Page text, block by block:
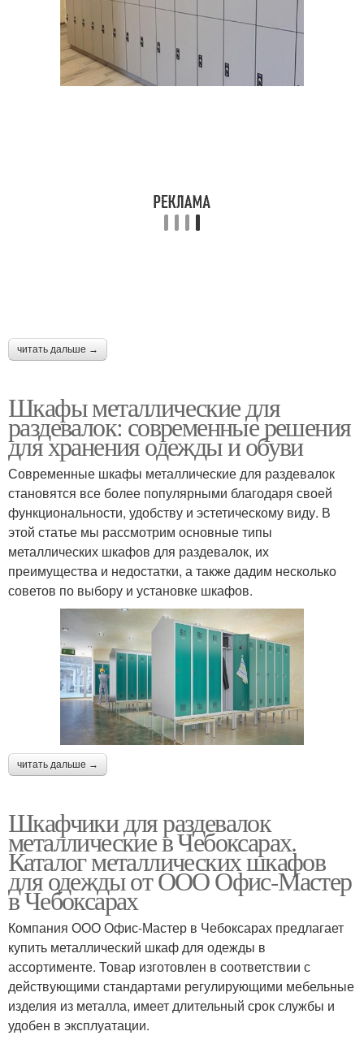
читать дальше →
Шкафы металлические для
раздевалок: современные решения
для хранения одежды и обуви
Современные шкафы металлические для раздевалок
становятся все более популярными благодаря своей
функциональности, удобству и эстетическому виду. В
этой статье мы рассмотрим основные типы
металлических шкафов для раздевалок, их
преимущества и недостатки, а также дадим несколько
советов по выбору и установке шкафов.
читать дальше →
Шкафчики для раздевалок
металлические в Чебоксарах.
Каталог металлических шкафов
для одежды от ООО Офис-Мастер
в Чебоксарах
Компания ООО Офис-Мастер в Чебоксарах предлагает
купить металлический шкаф для одежды в
ассортименте. Товар изготовлен в соответствии с
действующими стандартами регулирующими мебельные
изделия из металла, имеет длительный срок службы и
удобен в эксплуатации.